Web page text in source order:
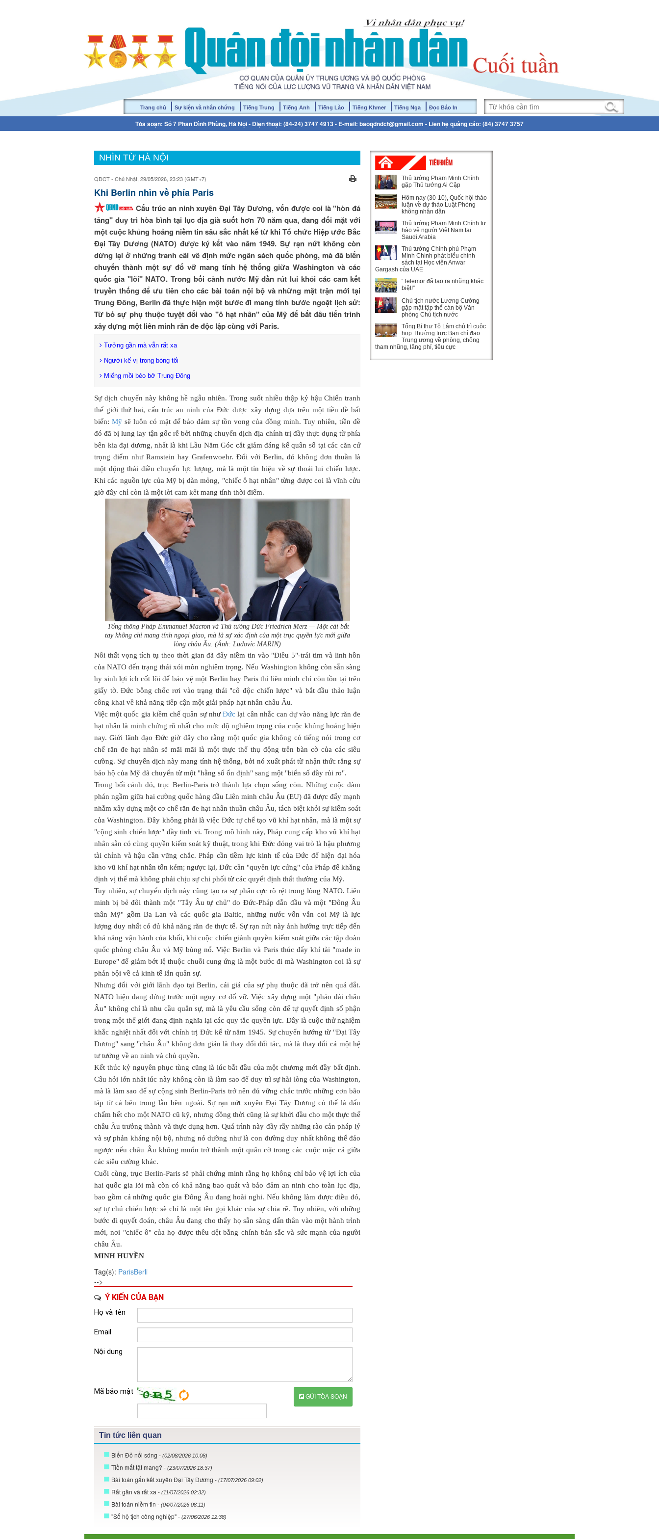
Trang chủ Sự kiện và nhân chứng Tiếng Trung Tiếng Anh Tiếng Lào Tiếng Khmer Tiếng Nga Đọc Báo In
Tòa soạn: Số 7 Phan Đình Phùng, Hà Nội - Điện thoại: (84-24) 3747 4913 - E-mail: baoqdndct@gmail.com - Liên hệ quảng cáo: (84) 3747 3757
NHÌN TỪ HÀ NỘI
QĐCT - Chủ Nhật, 29/05/2026, 23:23 (GMT+7)
Khi Berlin nhìn về phía Paris
Cấu trúc an ninh xuyên Đại Tây Dương, vốn được coi là "hòn đá
tảng" duy trì hòa bình tại lục địa già suốt hơn 70 năm qua, đang đối mặt với
một cuộc khủng hoảng niềm tin sâu sắc nhất kể từ khi Tổ chức Hiệp ước Bắc
Đại Tây Dương (NATO) được ký kết vào năm 1949. Sự rạn nứt không còn
dừng lại ở những tranh cãi về định mức ngân sách quốc phòng, mà đã biến
chuyển thành một sự đổ vỡ mang tính hệ thống giữa Washington và các
quốc gia "lõi" NATO. Trong bối cảnh nước Mỹ dần rút lui khỏi các cam kết
truyền thống để ưu tiên cho các bài toán nội bộ và những mặt trận mới tại
Trung Đông, Berlin đã thực hiện một bước đi mang tính bước ngoặt lịch sử:
Từ bỏ sự phụ thuộc tuyệt đối vào "ô hạt nhân" của Mỹ để bắt đầu tiến trình
xây dựng một liên minh răn đe độc lập cùng với Paris.
Tưởng gần mà vẫn rất xa
Người kế vị trong bóng tối
Miếng mồi béo bở Trung Đông
Sự dịch chuyển này không hề ngẫu nhiên. Trong suốt nhiều thập kỷ hậu Chiến tranh
thế giới thứ hai, cấu trúc an ninh của Đức được xây dựng dựa trên một tiền đề bất
biến:Mỹ sẽ luôn có mặt để bảo đảm sự tồn vong của đồng minh. Tuy nhiên, tiền đề
đó đã bị lung lay tận gốc rễ bởi những chuyển dịch địa chính trị đầy thực dụng từ phía
bên kia đại dương, nhất là khi Lầu Năm Góc cắt giảm đáng kể quân số tại các căn cứ
trọng điểm như Ramstein hay Grafenwoehr. Đối với Berlin, đó không đơn thuần là
một động thái điều chuyển lực lượng, mà là một tín hiệu về sự thoái lui chiến lược.
Khi các nguồn lực của Mỹ bị dàn mỏng, "chiếc ô hạt nhân" từng được coi là vĩnh cửu
giờ đây chỉ còn là một lời cam kết mang tính thời điểm.
Tổng thống Pháp Emmanuel Macron và Thủ tướng Đức Friedrich Merz — Một cái bắt
tay không chỉ mang tính ngoại giao, mà là sự xác định của một trục quyền lực mới giữa
lòng châu Âu. (Ảnh: Ludovic MARIN)
Nỗi thất vọng tích tụ theo thời gian đã đẩy niềm tin vào "Điều 5"-trái tim và linh hồn
của NATO đến trạng thái xói mòn nghiêm trọng. Nếu Washington không còn sẵn sàng
hy sinh lợi ích cốt lõi để bảo vệ một Berlin hay Paris thì liên minh chỉ còn tồn tại trên
giấy tờ. Đức bỗng chốc rơi vào trạng thái "cô độc chiến lược" và bắt đầu thảo luận
công khai về khả năng tiếp cận một giải pháp hạt nhân châu Âu.
Việc một quốc gia kiềm chế quân sự nhưĐức lại cân nhắc can dự vào năng lực răn đe
hạt nhân là minh chứng rõ nhất cho mức độ nghiêm trọng của cuộc khủng hoảng hiện
nay. Giới lãnh đạo Đức giờ đây cho rằng một quốc gia không có tiếng nói trong cơ
chế răn đe hạt nhân sẽ mãi mãi là một thực thể thụ động trên bàn cờ của các siêu
cường. Sự chuyển dịch này mang tính hệ thống, bởi nó xuất phát từ nhận thức rằng sự
bảo hộ của Mỹ đã chuyển từ một "hằng số ổn định" sang một "biến số đầy rủi ro".
Trong bối cảnh đó, trục Berlin-Paris trở thành lựa chọn sống còn. Những cuộc đàm
phán ngầm giữa hai cường quốc hàng đầu Liên minh châu Âu (EU) đã được đẩy mạnh
nhằm xây dựng một cơ chế răn đe hạt nhân thuần châu Âu, tách biệt khỏi sự kiểm soát
của Washington. Đây không phải là việc Đức tự chế tạo vũ khí hạt nhân, mà là một sự
"cộng sinh chiến lược" đầy tinh vi. Trong mô hình này, Pháp cung cấp kho vũ khí hạt
nhân sẵn có cùng quyền kiểm soát kỹ thuật, trong khi Đức đóng vai trò là hậu phương
tài chính và hậu cần vững chắc. Pháp cần tiềm lực kinh tế của Đức để hiện đại hóa
kho vũ khí hạt nhân tốn kém; ngược lại, Đức cần "quyền lực cứng" của Pháp để khẳng
định vị thế mà không phải chịu sự chi phối từ các quyết định thất thường của Mỹ.
Tuy nhiên, sự chuyển dịch này cũng tạo ra sự phân cực rõ rệt trong lòng NATO. Liên
minh bị bẻ đôi thành một "Tây Âu tự chủ" do Đức-Pháp dẫn đầu và một "Đông Âu
thân Mỹ" gồm Ba Lan và các quốc gia Baltic, những nước vốn vẫn coi Mỹ là lực
lượng duy nhất có đủ khả năng răn đe thực tế. Sự rạn nứt này ảnh hưởng trực tiếp đến
khả năng vận hành của khối, khi cuộc chiến giành quyền kiểm soát giữa các tập đoàn
quốc phòng châu Âu và Mỹ bùng nổ. Việc Berlin và Paris thúc đẩy khí tài "made in
Europe" để giảm bớt lệ thuộc chuỗi cung ứng là một bước đi mà Washington coi là sự
phản bội về cả kinh tế lẫn quân sự.
Nhưng đối với giới lãnh đạo tại Berlin, cái giá của sự phụ thuộc đã trở nên quá đắt.
NATO hiện đang đứng trước một nguy cơ đổ vỡ. Việc xây dựng một "pháo đài châu
Âu" không chỉ là nhu cầu quân sự, mà là yêu cầu sống còn để tự quyết định số phận
trong một thế giới đang định nghĩa lại các quy tắc quyền lực. Đây là cuộc thử nghiệm
khắc nghiệt nhất đối với chính trị Đức kể từ năm 1945. Sự chuyển hướng từ "Đại Tây
Dương" sang "châu Âu" không đơn giản là thay đổi đối tác, mà là thay đổi cả một hệ
tư tưởng về an ninh và chủ quyền.
Kết thúc kỷ nguyên phục tùng cũng là lúc bắt đầu của một chương mới đầy bất định.
Câu hỏi lớn nhất lúc này không còn là làm sao để duy trì sự hài lòng của Washington,
mà là làm sao để sự cộng sinh Berlin-Paris trở nên đủ vững chắc trước những cơn bão
táp từ cả bên trong lẫn bên ngoài. Sự rạn nứt xuyên Đại Tây Dương có thể là dấu
chấm hết cho một NATO cũ kỹ, nhưng đồng thời cũng là sự khởi đầu cho một thực thể
châu Âu trưởng thành và thực dụng hơn. Quá trình này đầy rẫy những rào cản pháp lý
và sự phản kháng nội bộ, nhưng nó dường như là con đường duy nhất không thể đảo
ngược nếu châu Âu không muốn trở thành một quân cờ trong các cuộc mặc cả giữa
các siêu cường khác.
Cuối cùng, trục Berlin-Paris sẽ phải chứng minh rằng họ không chỉ bảo vệ lợi ích của
hai quốc gia lõi mà còn có khả năng bao quát và bảo đảm an ninh cho toàn lục địa,
bao gồm cả những quốc gia Đông Âu đang hoài nghi. Nếu không làm được điều đó,
sự tự chủ chiến lược sẽ chỉ là một tên gọi khác của sự chia rẽ. Tuy nhiên, với những
bước đi quyết đoán, châu Âu đang cho thấy họ sẵn sàng dấn thân vào một hành trình
mới, nơi "chiếc ô" của họ được thêu dệt bằng chính bản sắc và sức mạnh của người
châu Âu.
MINH HUYỀN
Tag(s): ParisBerli
-->
Ý KIẾN CỦA BẠN
Họ và tên
Email
Nội dung
Mã bảo mật
GỬI TÒA SOẠN
Tin tức liên quan
Biển Đỏ nổi sóng - (02/08/2026 10:08)
Tiền mất tật mang? - (23/07/2026 18:37)
Bài toán gắn kết xuyên Đại Tây Dương - (17/07/2026 09:02)
Rất gần và rất xa - (11/07/2026 02:32)
Bài toán niềm tin - (04/07/2026 08:11)
"Sổ hộ tịch công nghiệp" - (27/06/2026 12:38)
TIÊU ĐIỂM
Thủ tướng Phạm Minh Chính
gặp Thủ tướng Ai Cập
Hôm nay (30-10), Quốc hội thảo
luận về dự thảo Luật Phòng
không nhân dân
Thủ tướng Phạm Minh Chính tự
hào về người Việt Nam tại
Saudi Arabia
Thủ tướng Chính phủ Phạm
Minh Chính phát biểu chính
sách tại Học viện Anwar
Gargash của UAE
“Telemor đã tạo ra những khác
biệt!”
Chủ tịch nước Lương Cường
gặp mặt tập thể cán bộ Văn
phòng Chủ tịch nước
Tổng Bí thư Tô Lâm chủ trì cuộc
họp Thường trực Ban chỉ đạo
Trung ương về phòng, chống
tham nhũng, lãng phí, tiêu cực